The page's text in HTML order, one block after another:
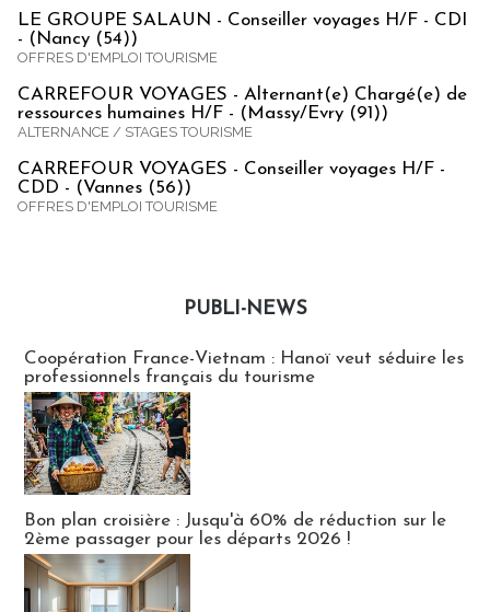
LE GROUPE SALAUN - Conseiller voyages H/F - CDI
- (Nancy (54))
OFFRES D'EMPLOI TOURISME
CARREFOUR VOYAGES - Alternant(e) Chargé(e) de
ressources humaines H/F - (Massy/Evry (91))
ALTERNANCE / STAGES TOURISME
CARREFOUR VOYAGES - Conseiller voyages H/F -
CDD - (Vannes (56))
OFFRES D'EMPLOI TOURISME
PUBLI-NEWS
Coopération France-Vietnam : Hanoï veut séduire les
professionnels français du tourisme
Bon plan croisière : Jusqu'à 60% de réduction sur le
2ème passager pour les départs 2026 !